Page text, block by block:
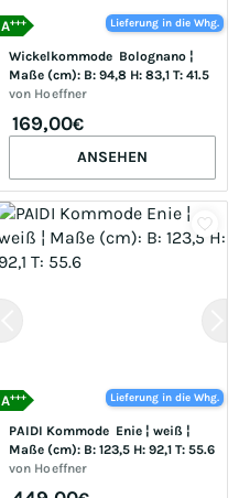
Lieferung in die Whg.
A+++
Wickelkommode  Bolognano ¦
Maße (cm): B: 94,8 H: 83,1 T: 41.5
von Hoeffner
169,00€
ANSEHEN
Lieferung in die Whg.
A+++
PAIDI Kommode  Enie ¦ weiß ¦
Maße (cm): B: 123,5 H: 92,1 T: 55.6
von Hoeffner